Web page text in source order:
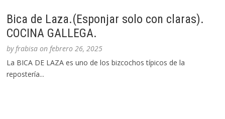
Bica de Laza.(Esponjar solo con claras).
COCINA GALLEGA.
byfrabisa onfebrero 26, 2025
La BICA DE LAZA es uno de los bizcochos típicos de la
repostería...